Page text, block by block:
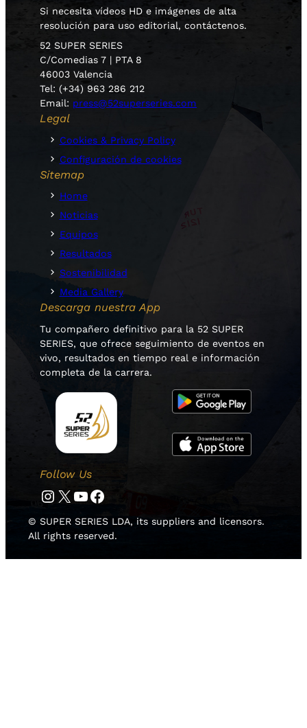
Si necesita vídeos HD e imágenes de alta
resolución para uso editorial, contáctenos.
52 SUPER SERIES
C/Comedias 7 | PTA 8
46003 Valencia
Tel: (+34) 963 286 212
Email: press@52superseries.com
Legal
Cookies & Privacy Policy
Configuración de cookies
Sitemap
Home
Noticias
Equipos
Resultados
Sostenibilidad
Media Gallery
Descarga nuestra App
Tu compañero definitivo para la 52 SUPER
SERIES, que ofrece seguimiento de eventos en
vivo, resultados en tiempo real e información
completa de la carrera.
Follow Us
Instagram Twitter YouTube Facebook
© SUPER SERIES LDA, its suppliers and licensors.
All rights reserved.